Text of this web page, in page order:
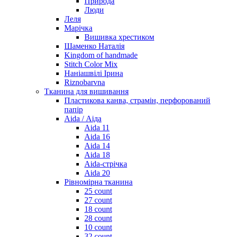
Люди
Леля
Марічка
Вишивка хрестиком
Шаменко Наталія
Kingdom of handmade
Stitch Color Mix
Наніашвілі Ірина
Riznobarvna
Тканина для вишивання
Пластикова канва, страмін, перфорований
папір
Aida / Аіда
Aida 11
Aida 16
Aida 14
Aida 18
Aida-стрічка
Aida 20
Рівномірна тканина
25 count
27 count
18 count
28 count
10 count